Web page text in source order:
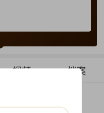
季度收益排行榜-深广
年收益排行榜-深广地
度收益排行榜-深广地
视频 档案